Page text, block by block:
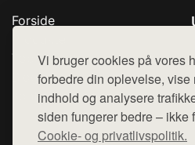
Vi bruger cookies på vores
forbedre din oplevelse, vise
indhold og analysere
siden fungerer bedre –
Cookie- og privatlivspolitik.
Forside
Top Rabatter
Blog
Kontakt